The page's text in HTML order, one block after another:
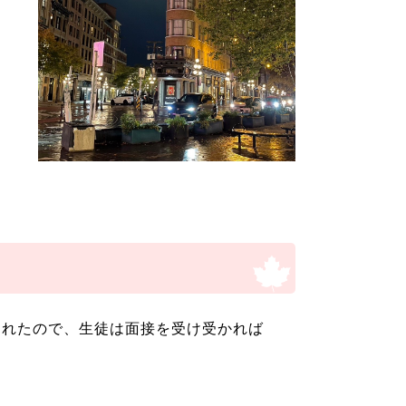
たので、生徒は面接を受け受かれば